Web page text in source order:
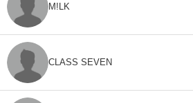
M!LK
CLASS SEVEN